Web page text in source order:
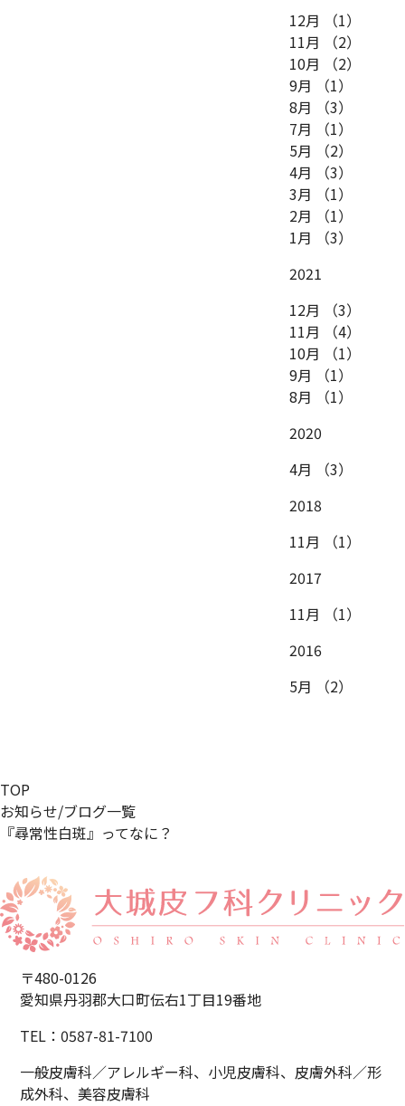
12月
（1）
11月
（2）
10月
（2）
9月
（1）
8月
（3）
7月
（1）
5月
（2）
4月
（3）
3月
（1）
2月
（1）
1月
（3）
2021
12月
（3）
11月
（4）
10月
（1）
9月
（1）
8月
（1）
2020
4月
（3）
2018
11月
（1）
2017
11月
（1）
2016
5月
（2）
TOP
お知らせ/ブログ一覧
『尋常性白斑』ってなに？
〒480-0126
愛知県丹羽郡大口町伝右1丁目19番地
TEL：0587-81-7100
一般皮膚科／アレルギー科、小児皮膚科、 皮膚外科／形
成外科、美容皮膚科